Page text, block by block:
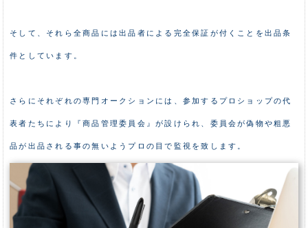
そして、それら全商品には出品者による完全保証が付くことを出品条
件としています。
さらにそれぞれの専門オークションには、参加するプロショップの代
表者たちにより『商品管理委員会』が設けられ、委員会が偽物や粗悪
品が出品される事の無いようプロの目で監視を致します。